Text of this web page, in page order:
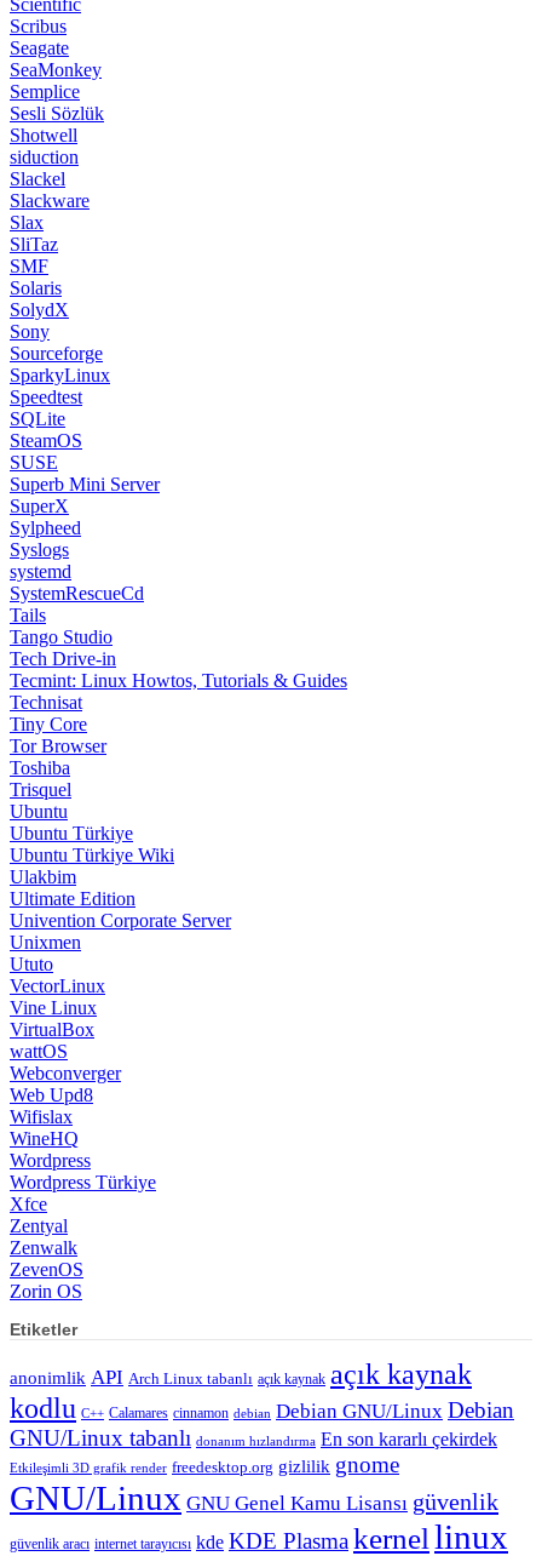
Scribus
Seagate
SeaMonkey
Semplice
Sesli Sözlük
Shotwell
siduction
Slackel
Slackware
Slax
SliTaz
SMF
Solaris
SolydX
Sony
Sourceforge
SparkyLinux
Speedtest
SQLite
SteamOS
SUSE
Superb Mini Server
SuperX
Sylpheed
Syslogs
systemd
SystemRescueCd
Tails
Tango Studio
Tech Drive-in
Tecmint: Linux Howtos, Tutorials & Guides
Technisat
Tiny Core
Tor Browser
Toshiba
Trisquel
Ubuntu
Ubuntu Türkiye
Ubuntu Türkiye Wiki
Ulakbim
Ultimate Edition
Univention Corporate Server
Unixmen
Ututo
VectorLinux
Vine Linux
VirtualBox
wattOS
Webconverger
Web Upd8
Wifislax
WineHQ
Wordpress
Wordpress Türkiye
Xfce
Zentyal
Zenwalk
ZevenOS
Zorin OS
Etiketler
anonimlik API Arch Linux tabanlı açık kaynak açık kaynak
kodlu C++ Calamares cinnamon debian Debian GNU/Linux Debian
GNU/Linux tabanlı donanım hızlandırma En son kararlı çekirdek
Etkileşimli 3D grafik render freedesktop.org gizlilik gnome
GNU/Linux GNU Genel Kamu Lisansı güvenlik
güvenlik aracı internet tarayıcısı kde KDE Plasmakernel linux